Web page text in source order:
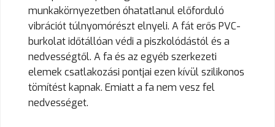
munkakörnyezetben óhatatlanul előforduló
vibrációt túlnyomórészt elnyeli. A fát erős PVC-
burkolat időtállóan védi a piszkolódástól és a
nedvességtől. A fa és az egyéb szerkezeti
elemek csatlakozási pontjai ezen kívül szilikonos
tömítést kapnak. Emiatt a fa nem vesz fel
nedvességet.